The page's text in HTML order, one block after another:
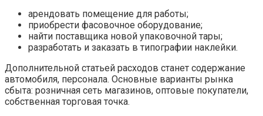
арендовать помещение для работы;
приобрести фасовочное оборудование;
найти поставщика новой упаковочной тары;
разработать и заказать в типографии наклейки.
Дополнительной статьей расходов станет содержание
автомобиля, персонала. Основные варианты рынка
сбыта: розничная сеть магазинов, оптовые покупатели,
собственная торговая точка.